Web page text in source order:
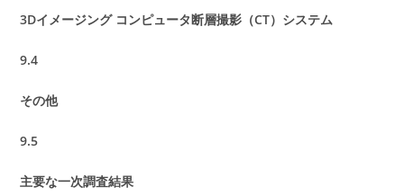
3Dイメージング コンピュータ断層撮影（CT）システム
9.4
その他
9.5
主要な一次調査結果